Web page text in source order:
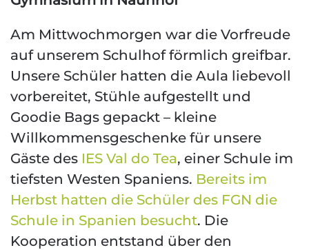
Am Mittwochmorgen war die Vorfreude
auf unserem Schulhof förmlich greifbar.
Unsere Schüler hatten die Aula liebevoll
vorbereitet, Stühle aufgestellt und
Goodie Bags gepackt – kleine
Willkommensgeschenke für unsere
Gäste des IES Val do Tea, einer Schule im
tiefsten Westen Spaniens. Bereits im
Herbst hatten die Schüler des FGN die
Schule in Spanien besucht. Die
Kooperation entstand über den